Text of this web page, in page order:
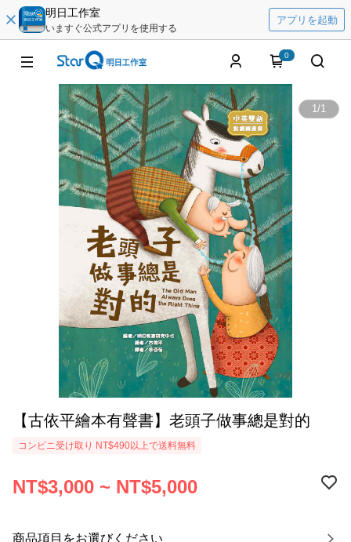
明日工作室
いますぐ公式アプリを使用する
アプリを起動
0
1/1
【古依平繪本有聲書】老頭子做事總是對的
コンビニ受け取り NT$490以上で送料無料
NT$3,000 ~ NT$5,000
商品項目をお選びください